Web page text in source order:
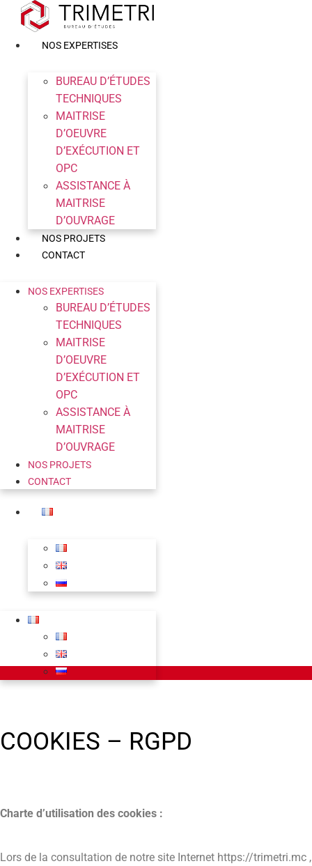
Aller
contenu
NOS EXPERTISES
BUREAU D’ÉTUDES
TECHNIQUES
MAITRISE
D’OEUVRE
D’EXÉCUTION ET
OPC
ASSISTANCE À
MAITRISE
D’OUVRAGE
NOS PROJETS
CONTACT
NOS EXPERTISES
BUREAU D’ÉTUDES
TECHNIQUES
MAITRISE
D’OEUVRE
D’EXÉCUTION ET
OPC
ASSISTANCE À
MAITRISE
D’OUVRAGE
NOS PROJETS
CONTACT
COOKIES – RGPD
Charte d’utilisation des cookies :
Lors de la consultation de notre site Internet https://trimetri.mc ,